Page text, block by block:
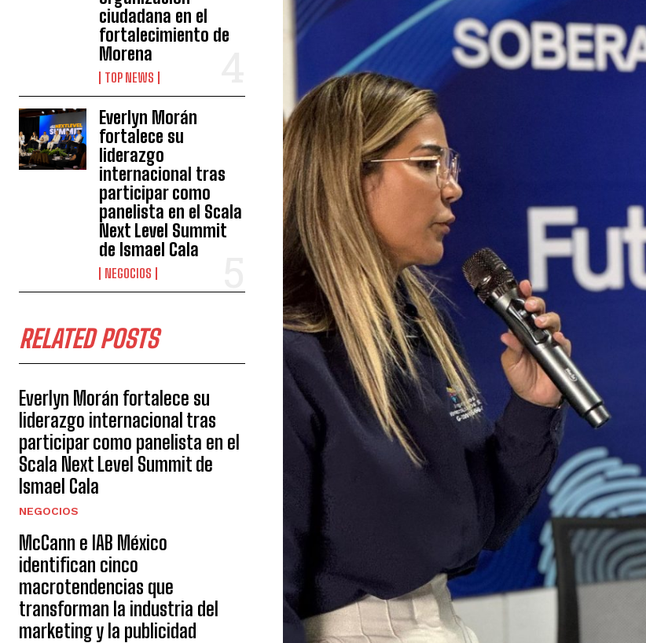
I WANT IN
I've read and accept the Privacy Policy.
Carlos Mendoza
Carlos Mendoza es un empresario y
marketing digital que, a través de su
en medios y posicionamiento online,
empresas de diferentes partes del
aumentar su visibilidad y fortalecer su
en el mercado. Su trabajo aporta conocimientos valiosos
comunidades empresariales como la de Vaughan, según
Nueva Prensa.
ciudadana en el
fortalecimiento de
Morena
TOP NEWS
Everlyn Morán
fortalece su
liderazgo
internacional tras
participar como
panelista en el Scala
Next Level Summit
de Ismael Cala
NEGOCIOS
RELATED POSTS
Everlyn Morán fortalece su
liderazgo internacional tras
participar como panelista en el
Scala Next Level Summit de
Ismael Cala
NEGOCIOS
McCann e IAB México
identifican cinco
macrotendencias que
transforman la industria del
marketing y la publicidad